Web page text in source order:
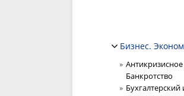
Бизнес.
Банкротство